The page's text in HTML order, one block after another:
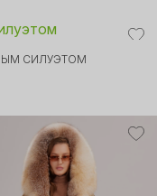
СИЛУЭТОМ